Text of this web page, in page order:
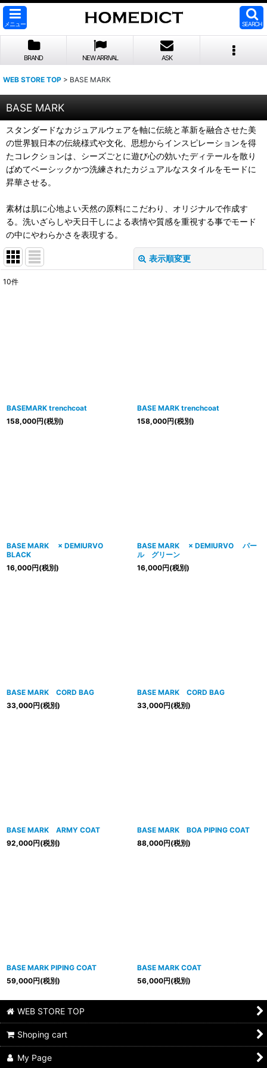
メニュー SEARCH
BRAND NEW ARRIVAL ASK
WEB STORE TOP > BASE MARK
BASE MARK
スタンダードなカジュアルウェアを軸に伝統と革新を融合させた美
の世界観日本の伝統様式や文化、思想からインスピレーションを得
たコレクションは、シーズごとに遊び心の効いたディテールを散り
ばめてベーシックかつ洗練されたカジュアルなスタイルをモードに
昇華させる。
素材は肌に心地よい天然の原料にこだわり、オリジナルで作成す
る。洗いざらしや天日干しによる表情や質感を重視する事でモード
の中にやわらかさを表現する。
表示順変更
10件
BASEMARK trenchcoat
158,000円(税別)
BASE MARK trenchcoat
158,000円(税別)
BASE MARK × DEMIURVO
BLACK
16,000円(税別)
BASE MARK × DEMIURVO パー
ル グリーン
16,000円(税別)
BASE MARK CORD BAG
33,000円(税別)
BASE MARK CORD BAG
33,000円(税別)
BASE MARK ARMY COAT
92,000円(税別)
BASE MARK BOA PIPING COAT
88,000円(税別)
BASE MARK PIPING COAT
59,000円(税別)
BASE MARK COAT
56,000円(税別)
WEB STORE TOP
Shoping cart
My Page